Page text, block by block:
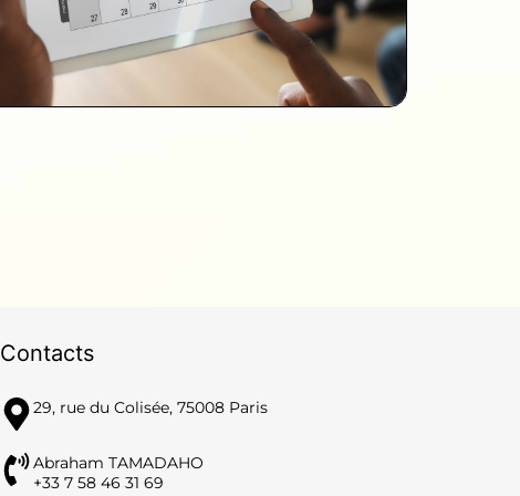
Contacts
29, rue du Colisée, 75008 Paris
Abraham TAMADAHO
‪+33 7 58 46 31 69